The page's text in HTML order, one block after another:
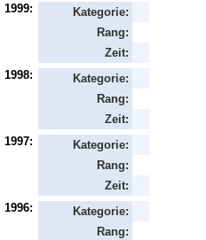
1999:
Kategorie:
Rang:
Zeit:
1998:
Kategorie:
Rang:
Zeit:
1997:
Kategorie:
Rang:
Zeit:
1996:
Kategorie:
Rang: